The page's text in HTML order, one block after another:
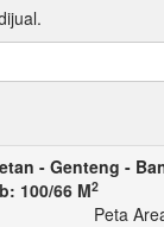
- Genteng -
100/66 M2
Peta